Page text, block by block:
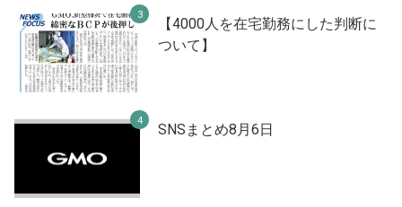
【4000人を在宅勤務にした判断に
ついて】
SNSまとめ8月6日